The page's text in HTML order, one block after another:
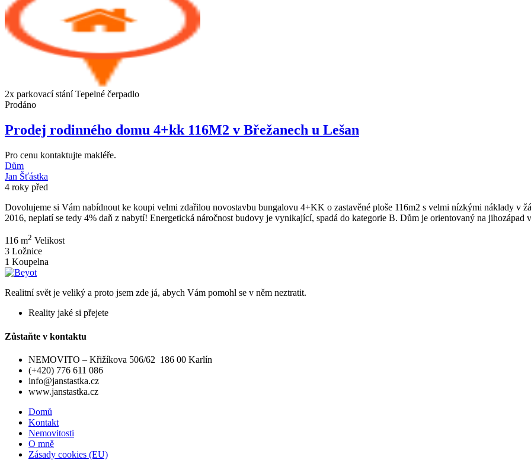
2x parkovací stáníTepelné čerpadlo
Prodáno
Prodej rodinného domu 4+kk 116M2 v Břežanech u Lešan
Pro cenu kontaktujte makléře.
Dům
Jan Šťástka
4 roky před
Dovolujeme si Vám nabídnout ke koupi velmi zdařilou novostavbu bungalovu 4+KK o zastavěné ploše 116m2 s velmi nízkými náklady v
2016, neplatí se tedy 4% daň z nabytí! Energetická náročnost budovy je vynikající, spadá do kategorie B. Dům je orientovaný na
116 m2 Velikost
3 Ložnice
1 Koupelna
Realitní svět je veliký a proto jsem zde já, abych Vám pomohl se v něm neztratit.
Reality jaké si přejete
Zůstaňte v kontaktu
NEMOVITO – Křižíkova 506/62 186 00 Karlín
(+420) 776 611 086
info@janstastka.cz
www.janstastka.cz
Domů
Kontakt
Nemovitosti
O mně
Zásady cookies (EU)